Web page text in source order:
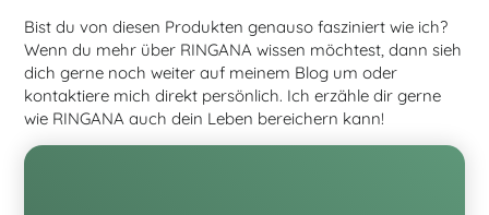
Bist du von diesen Produkten genauso fasziniert wie ich?
Wenn du mehr über RINGANA wissen möchtest, dann sieh
dich gerne noch weiter auf meinem Blog um oder
kontaktiere mich direkt persönlich. Ich erzähle dir gerne
wie RINGANA auch dein Leben bereichern kann!